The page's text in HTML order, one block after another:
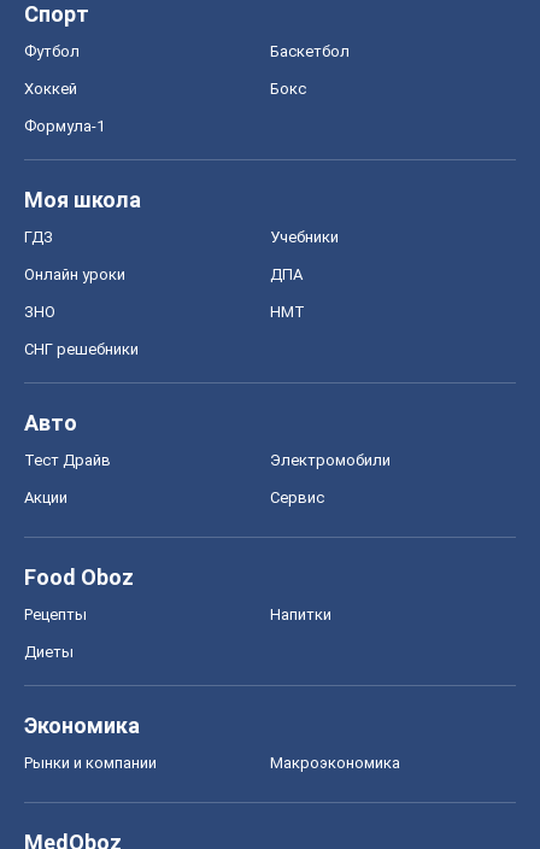
Спорт
Футбол Баскетбол
Хоккей Бокс
Формула-1
Моя школа
ГДЗ Учебники
Онлайн уроки ДПА
ЗНО НМТ
СНГ решебники
Авто
Тест Драйв Электромобили
Акции Сервис
Food Oboz
Рецепты Напитки
Диеты
Экономика
Рынки и компании Mакроэкономика
MedOboz